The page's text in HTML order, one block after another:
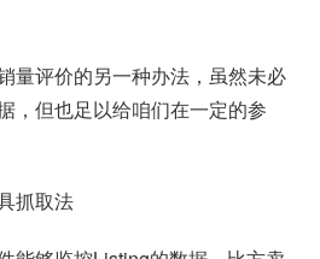
量评价的另一种办法，虽然未必
，但也足以给咱们在一定的参
抓取法